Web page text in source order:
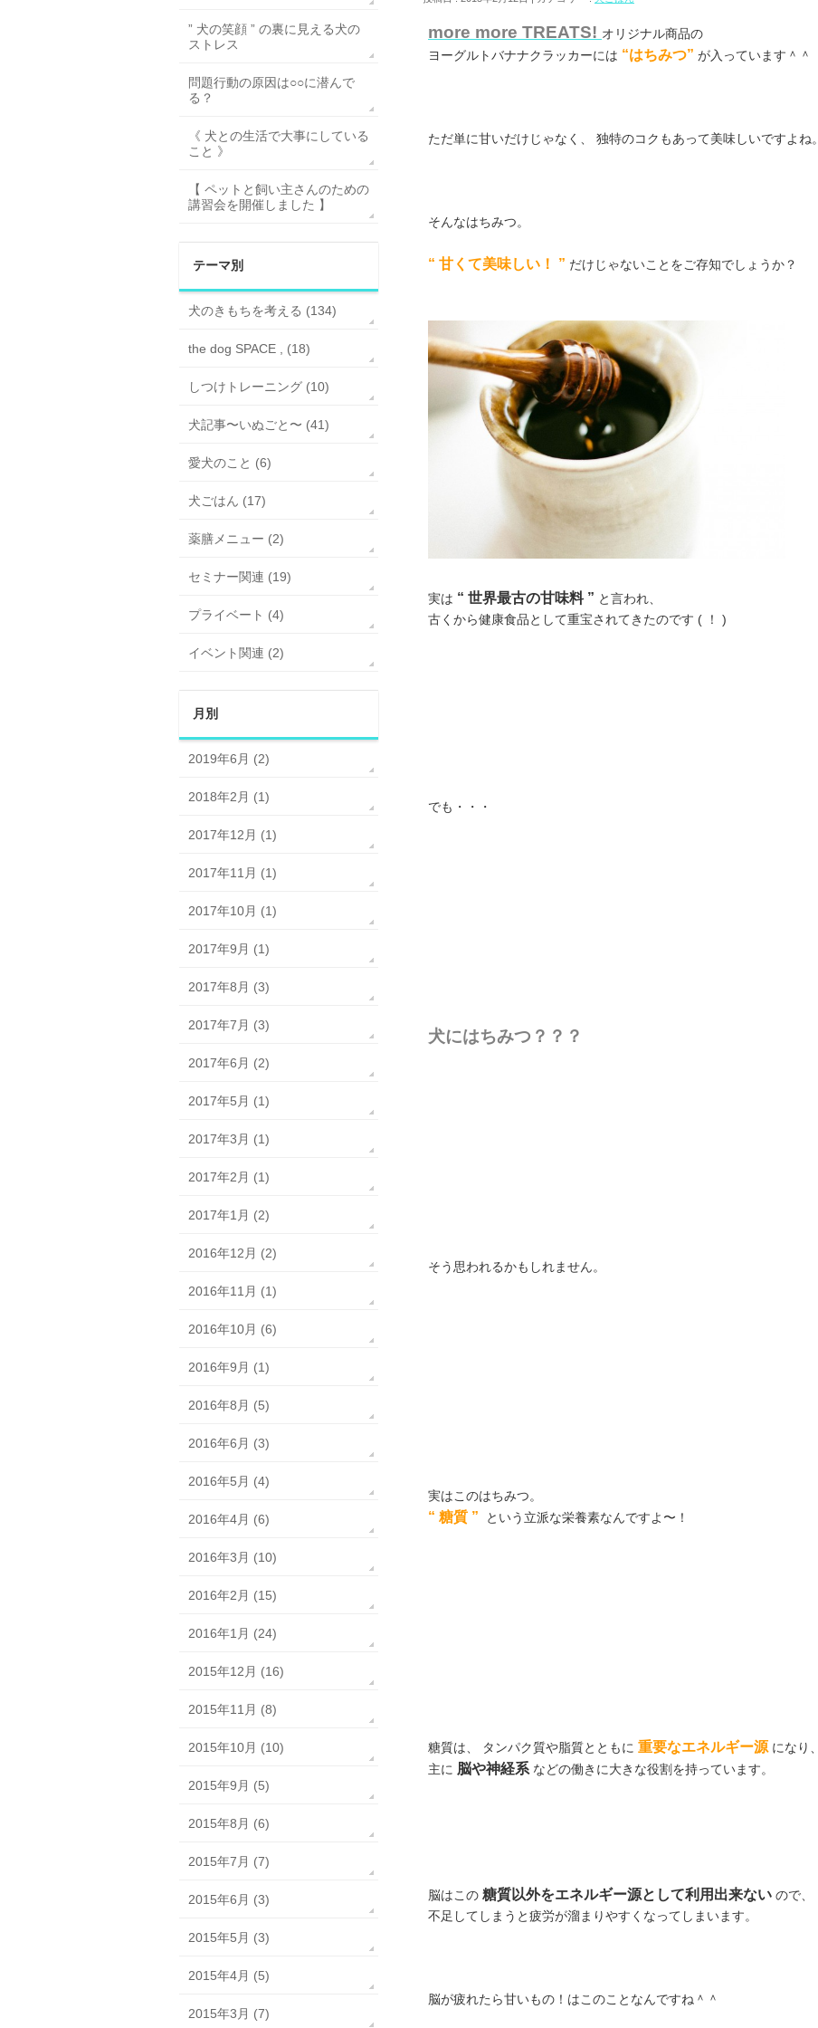
more more TREATS! オリジナル商品の
ヨーグルトバナナクラッカーには “はちみつ” が入っています＾＾
ただ単に甘いだけじゃなく、 独特のコクもあって美味しいですよね。
そんなはちみつ。
“ 甘くて美味しい！ ” だけじゃないことをご存知でしょうか？
実は “ 世界最古の甘味料 ” と言われ、
古くから健康食品として重宝されてきたのです ( ！ )
でも・・・
犬にはちみつ？？？
そう思われるかもしれません。
実はこのはちみつ。
“ 糖質 ” という立派な栄養素なんですよ〜！
糖質は、 タンパク質や脂質とともに 重要なエネルギー源 になり、
主に 脳や神経系 などの働きに大きな役割を持っています。
脳はこの 糖質以外をエネルギー源として利用出来ない ので、
不足してしまうと疲労が溜まりやすくなってしまいます。
脳が疲れたら甘いもの！はこのことなんですね＾＾
” 犬の笑顔 ” の裏に見える犬の
ストレス
問題行動の原因は○○に潜んで
る？
《 犬との生活で大事にしている
こと 》
【 ペットと飼い主さんのための
講習会を開催しました 】
テーマ別
犬のきもちを考える (134)
the dog SPACE , (18)
しつけトレーニング (10)
犬記事〜いぬごと〜 (41)
愛犬のこと (6)
犬ごはん (17)
薬膳メニュー (2)
セミナー関連 (19)
プライベート (4)
イベント関連 (2)
月別
2019年6月 (2)
2018年2月 (1)
2017年12月 (1)
2017年11月 (1)
2017年10月 (1)
2017年9月 (1)
2017年8月 (3)
2017年7月 (3)
2017年6月 (2)
2017年5月 (1)
2017年3月 (1)
2017年2月 (1)
2017年1月 (2)
2016年12月 (2)
2016年11月 (1)
2016年10月 (6)
2016年9月 (1)
2016年8月 (5)
2016年6月 (3)
2016年5月 (4)
2016年4月 (6)
2016年3月 (10)
2016年2月 (15)
2016年1月 (24)
2015年12月 (16)
2015年11月 (8)
2015年10月 (10)
2015年9月 (5)
2015年8月 (6)
2015年7月 (7)
2015年6月 (3)
2015年5月 (3)
2015年4月 (5)
2015年3月 (7)